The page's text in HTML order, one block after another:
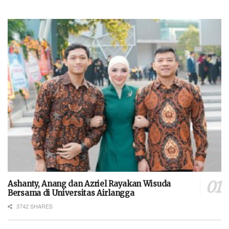
Ashanty, Anang dan Azriel Rayakan Wisuda
Bersama di Universitas Airlangga
3742 SHARES